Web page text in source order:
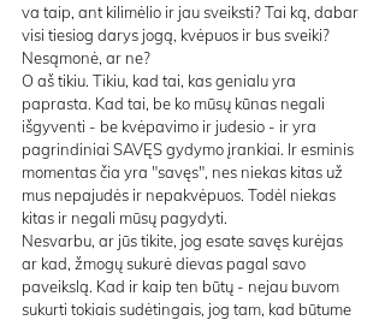
va taip, ant kilimėlio ir jau sveiksti? Tai ką, dabar
visi tiesiog darys jogą, kvėpuos ir bus sveiki?
Nesąmonė, ar ne?
O aš tikiu. Tikiu, kad tai, kas genialu yra
paprasta. Kad tai, be ko mūsų kūnas negali
išgyventi - be kvėpavimo ir judesio - ir yra
pagrindiniai SAVĘS gydymo įrankiai. Ir esminis
momentas čia yra "savęs", nes niekas kitas už
mus nepajudės ir nepakvėpuos. Todėl niekas
kitas ir negali mūsų pagydyti.
Nesvarbu, ar jūs tikite, jog esate savęs kurėjas
ar kad, žmogų sukurė dievas pagal savo
paveikslą. Kad ir kaip ten būtų - nejau buvom
sukurti tokiais sudėtingais, jog tam, kad būtume